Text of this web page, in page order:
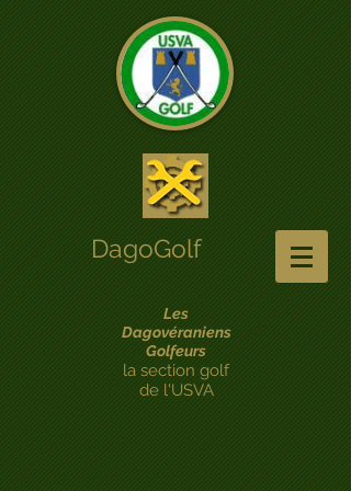
DagoGolf
Les
Dagovéraniens
Golfeurs
la section golf
de l'USVA